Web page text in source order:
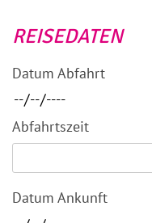
REISEDATEN
Datum Abfahrt
Abfahrtszeit
Datum Ankunft